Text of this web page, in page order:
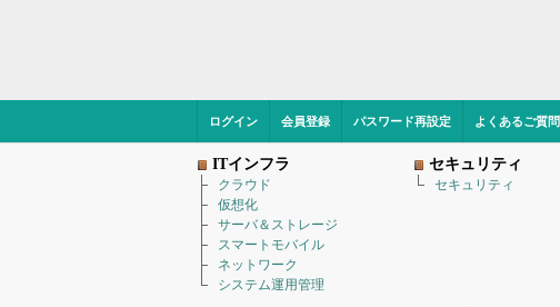
ログイン 会員登録 パスワード再設定 よくあるご質問
ITインフラ
クラウド
仮想化
サーバ＆ストレージ
スマートモバイル
ネットワーク
システム運用管理
セキュリティ
セキュリティ